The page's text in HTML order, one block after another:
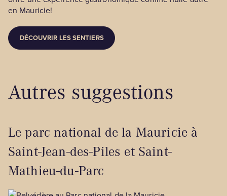
en Mauricie!
DÉCOUVRIR LES SENTIERS
Autres suggestions
Le parc national de la Mauricie à
Saint-Jean-des-Piles et Saint-
Mathieu-du-Parc